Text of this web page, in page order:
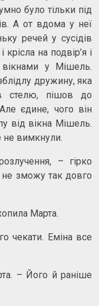
було тільки під
А от вдома у неї
речей у сусідів
на подвір’я і
у Мішель.
дружину, яка
стелю, пішов до
єдине, чого він
від вікна Мішель.
не вимкнули.
– гірко
зможу так довго
Марта.
чекати. Еміна все
– Його й раніше